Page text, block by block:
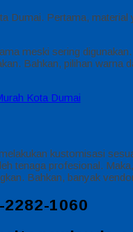
Pertama,
meski sering
Bahkan, pilihan warna
kustomisasi
tenaga profesional.
Bahkan, banyak
1060